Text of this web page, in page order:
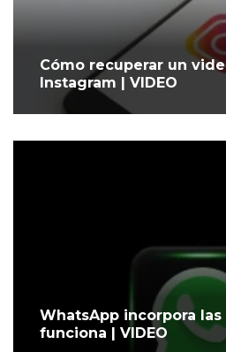
Cómo recuperar un
Instagram | VIDEO
WhatsApp incorpora las
funciona | VIDEO